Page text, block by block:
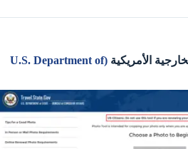
(U.S. Department of